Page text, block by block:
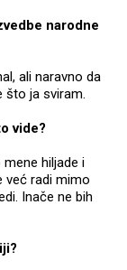
narodne
ali naravno da
što ja sviram.
vide?
hiljade i
već radi mimo
Inače ne bih